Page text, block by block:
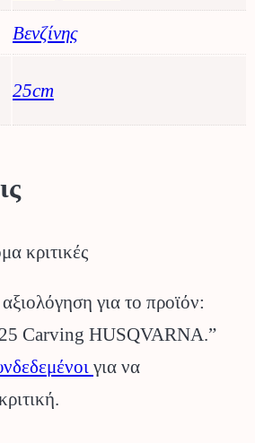
Βενζίνης
25cm
κριτικές
για το προϊόν:
Carving HUSQVARNA.”
για να